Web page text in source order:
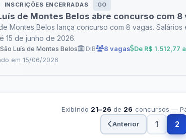
INSCRIÇÕES ENCERRADAS GO
de Montes Belos abre concurso com 8
Montes Belos lança concurso com 8 vagas. Salários
15 de junho de 2026.
Luís de Montes Belos IDIB 8 vagas De R$ 1.512,77
em 15/06/2026
Exibindo 21–26 de 26 concursos —
Anterior
1 2